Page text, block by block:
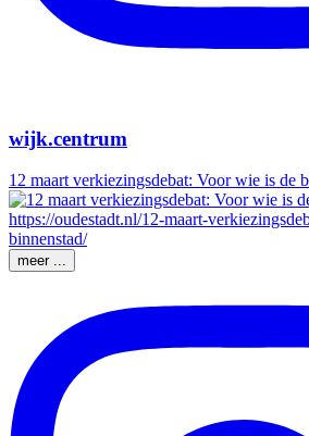
wijk.centrum
12 maart verkiezingsdebat: Voor wie is de
meer ...